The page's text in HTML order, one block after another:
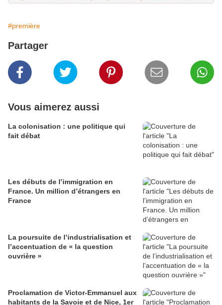
#première
Partager
Vous aimerez aussi
La colonisation : une politique qui
fait débat
Les débuts de l’immigration en
France. Un million d’étrangers en
France
La poursuite de l’industrialisation et
l’accentuation de « la question
ouvrière »
Proclamation de Victor-Emmanuel aux
habitants de la Savoie et de Nice, 1er